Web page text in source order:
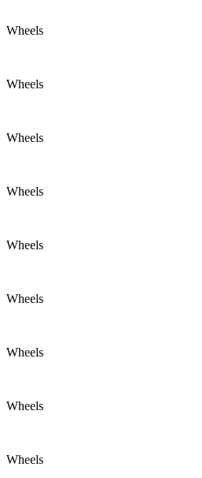
Wheels
Wheels
Wheels
Wheels
Wheels
Wheels
Wheels
Wheels
Wheels